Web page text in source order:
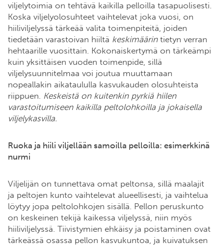
viljelytoimia on tehtävä kaikilla pelloilla tasapuolisesti.
Koska viljelyolosuhteet vaihtelevat joka vuosi, on
hiiliviljelyssä tärkeää valita toimenpiteitä, joiden
tiedetään varastoivan hiiltä keskimäärintietyn verran
hehtaarille vuosittain. Kokonaiskertymä on tärkeämpi
kuin yksittäisen vuoden toimenpide, sillä
viljelysuunnitelmaa voi joutua muuttamaan
nopeallakin aikataululla kasvukauden olosuhteista
riippuen. Keskeistä on kuitenkin pyrkiä hiilen
varastoitumiseen kaikilla peltolohkoilla ja jokaisella
viljelykasvilla.
Ruoka ja hiili viljellään samoilla pelloilla: esimerkkinä
nurmi
Viljelijän on tunnettava omat peltonsa, sillä maalajit
ja peltojen kunto vaihtelevat alueellisesti, ja vaihtelua
löytyy jopa peltolohkojen sisällä. Pellon peruskunto
on keskeinen tekijä kaikessa viljelyssä, niin myös
hiiliviljelyssä. Tiivistymien ehkäisy ja poistaminen ovat
tärkeässä osassa pellon kasvukuntoa, ja kuivatuksen